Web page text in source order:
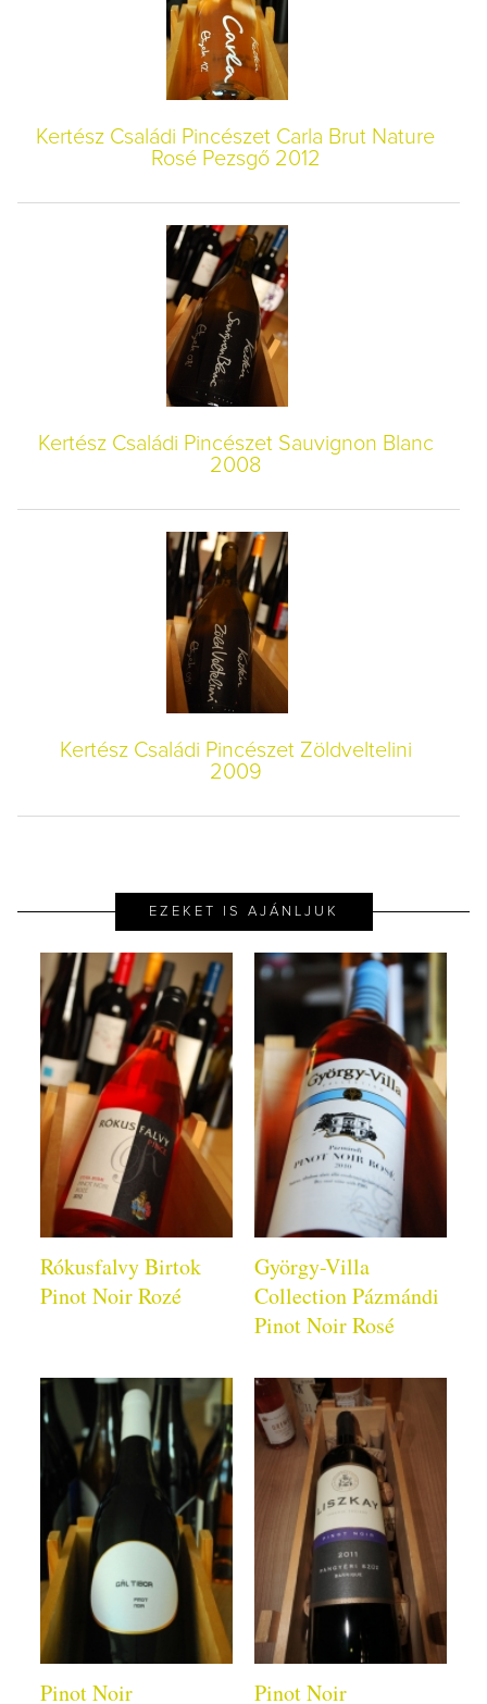
Kertész Családi Pincészet Carla Brut Nature
Rosé Pezsgő 2012
Kertész Családi Pincészet Sauvignon Blanc
2008
Kertész Családi Pincészet Zöldveltelini
2009
EZEKET IS AJÁNLJUK
Rókusfalvy Birtok
Pinot Noir Rozé
György-Villa
Collection Pázmándi
Pinot Noir Rosé
Pinot Noir Pinot Noir